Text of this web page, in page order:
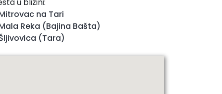
na Tari
Reka (Bajina Bašta)
(Tara)